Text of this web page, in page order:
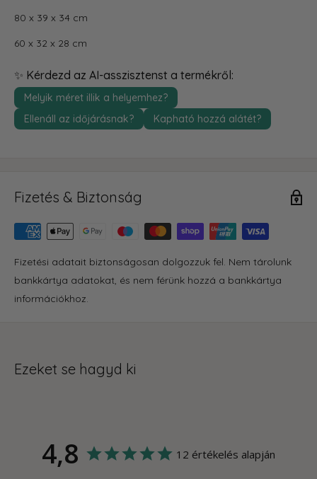
80 x 39 x 34 cm
60 x 32 x 28 cm
✨ Kérdezd az AI-asszisztenst a termékről:
Melyik méret illik a helyemhez?
Ellenáll az időjárásnak?
Kapható hozzá alátét?
Fizetés & Biztonság
Fizetési adatait biztonságosan dolgozzuk fel. Nem tárolunk
bankkártya adatokat, és nem férünk hozzá a bankkártya
információkhoz.
Ezeket se hagyd ki
4,8 12 értékelés alapján